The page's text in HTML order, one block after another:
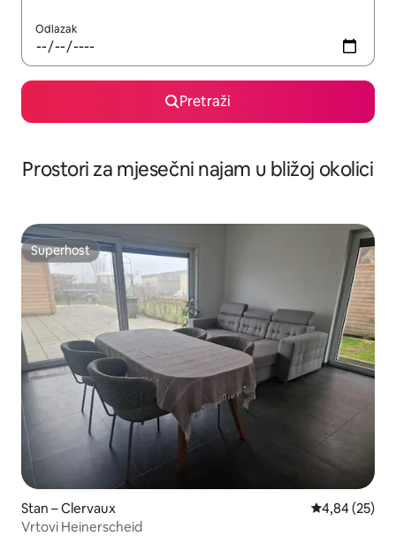
Odlazak
Pretraži
Prostori za mjesečni najam u bližoj okolici
Superhost
Superhost
Stan – Clervaux Prosječna
4,84 (25)
Vrtovi Heinerscheid